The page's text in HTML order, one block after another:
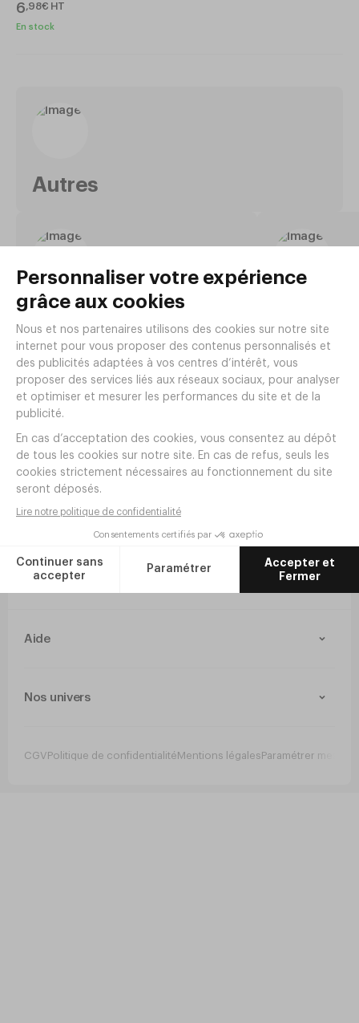
6,98€ HT
En stock
Autres
Plateaux bar Doseurs
Newsletter
Inscrivez-vous à la newsletter pour rester
Aide
Livraison et retours
Nos univers
Cuisine
CGVPolitique de confidentialitéMentions légalesParamétrer mes